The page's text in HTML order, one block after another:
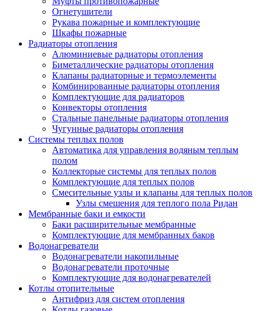
Огнетушители
Рукава пожарные и комплектующие
Шкафы пожарные
Радиаторы отопления
Алюминиевые радиаторы отопления
Биметаллические радиаторы отопления
Клапаны радиаторные и термоэлементы
Комбинированные радиаторы отопления
Комплектующие для радиаторов
Конвекторы отопления
Стальные панельные радиаторы отопления
Чугунные радиаторы отопления
Системы теплых полов
Автоматика для управления водяным теплым
полом
Коллекторые системы для теплых полов
Комплектующие для теплых полов
Смесительные узлы и клапаны для теплых полов
Узлы смешения для теплого пола Ридан
Мембранные баки и емкости
Баки расширительные мембранные
Комплектующие для мембранных баков
Водонагреватели
Водонагреватели накопильные
Водонагреватели проточные
Комплектующие для водонагревателей
Котлы отопительные
Антифриз для систем отопления